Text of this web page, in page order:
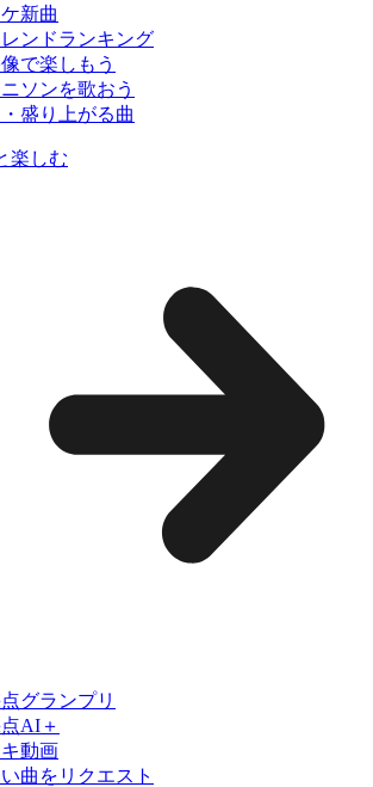
新曲
ンドランキング
で楽しもう
ソンを歌おう
盛り上がる曲
楽しむ
グランプリ
AI＋
動画
曲をリクエスト